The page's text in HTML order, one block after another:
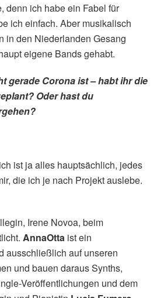
denn ich habe ein Fabel für
ich einfach. Aber musikalisch
in den Niederlanden Gesang
eigene Bands gehabt.
gerade Corona ist – habt ihr die
Oder hast du
ist ja alles hauptsächlich, jedes
die ich je nach Projekt auslebe.
Irene Novoa, beim
AnnaOtta ist ein
ausschließlich auf unseren
und bauen daraus Synths,
Veröffentlichungen und dem